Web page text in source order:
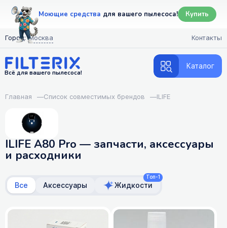
Моющие средства для вашего пылесоса! Купить
Город: Москва Контакты
Всё для вашего пылесоса!
Каталог
Главная —Список совместимых брендов —ILIFE
ILIFE A80 Pro — запчасти, аксессуары
и расходники
Все Аксессуары
Топ-1
Жидкости